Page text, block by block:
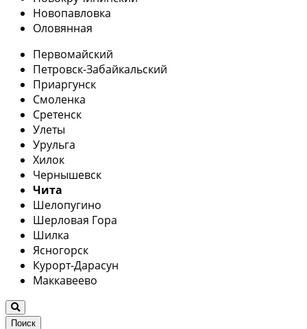
Новопавловка
Оловянная
Первомайский
Петровск-Забайкальский
Приаргунск
Смоленка
Сретенск
Улеты
Урульга
Хилок
Чернышевск
Чита
Шелопугино
Шерловая Гора
Шилка
Ясногорск
Курорт-Дарасун
Маккавеево
Поиск